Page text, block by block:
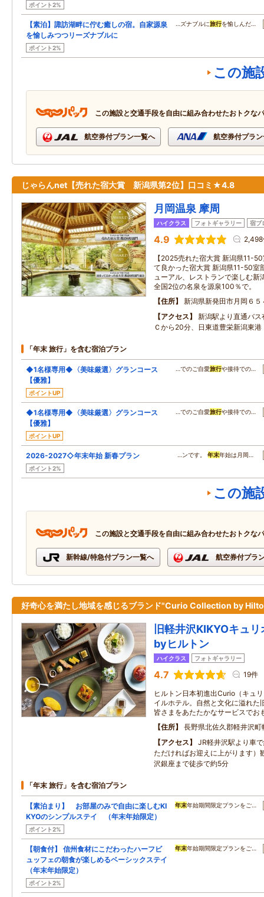
ポイント2%
【素泊】諏訪湖畔に佇む癒しの宿。自家源泉
を愉しみつつリーズナブルに
ポイント2%
…ズナブルに旅行を愉しんだ…
この施
この施設と交通手段を自由に組み合わせたおトクな
航空券付プラン一覧へ 航空券付プラ
じゃらんnet【売れた宿大賞 新潟県第2位】口コミ★4.8
月岡温泉 摩周
ハイクラス フォトギャラリー 宿ブ
4.9
【2025売れた宿大賞 新潟県11-
て良かった宿大賞 新潟県11-50室
ューアル、レストランで楽しむ新
全国2位の名泉を源泉100％で。
住所
新潟県新発田市月岡６５
アクセス
新潟駅より直通バ
Ｃから20分、日東道豊栄新潟東港
「年末 旅行」を含む宿泊プラン
◆1名様専用◆〈美味厳選〉グランコース
【優雅】
ポイントUP
…でのご自愛旅行や接待での…
◆1名様専用◆〈美味厳選〉グランコース
【優雅】
ポイントUP
…でのご自愛旅行や接待での…
2026-2027◇年末年始 新春プラン
ポイント2%
…ンです。年末年始は月岡…
この施
この施設と交通手段を自由に組み合わせたおトクな
新幹線/特急付プラン一覧へ 航空券付プラ
好奇心を満たし地域を感じるブランド"Curio Collection by
旧軽井沢KIKYOキュ
byヒルトン
ハイクラス フォトギャラリー
4.7 19件
ヒルトン日本初進出Curio（キュ
イルホテル。自然と文化に溢れた
皆さまをあたたかなサービスでお
住所
長野県北佐久郡軽井沢
アクセス
JR軽井沢駅より車
ただければお迎えに上がります）
沢銀座まで徒歩で約5分
「年末 旅行」を含む宿泊プラン
【素泊まり】 お部屋のみで自由に楽しむKI
KYOのシンプルステイ （年末年始限定）
ポイント2%
年末年始期間限定プランをご…
【朝食付】 信州食材にこだわったハーフビ
ュッフェの朝食が楽しめるベーシックステイ
（年末年始限定）
ポイント2%
年末年始期間限定プランをご…